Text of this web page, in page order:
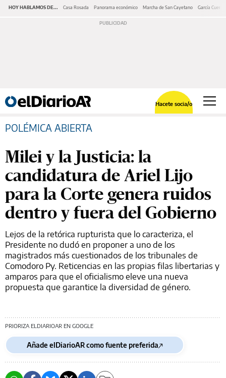
HOY HABLAMOS DE... Casa Rosada Panorama económico Marcha de San Cayetano García Cuerva
Hacete socia/o
POLÉMICA ABIERTA
Milei y la Justicia: la
candidatura de Ariel Lijo
para la Corte genera ruidos
dentro y fuera del Gobierno
Lejos de la retórica rupturista que lo caracteriza, el
Presidente no dudó en proponer a uno de los
magistrados más cuestionados de los tribunales de
Comodoro Py. Reticencias en las propias filas libertarias y
amparos para que el oficialismo eleve una nueva
propuesta que garantice la diversidad de género.
PRIORIZA ELDIARIOAR EN GOOGLE
Añade elDiarioAR como fuente preferida